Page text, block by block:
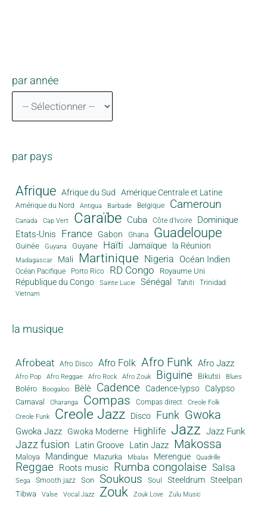
par année
par pays
Afrique Afrique du Sud Amérique Centrale et Latine
Amérique du Nord Antigua Barbade Belgique Cameroun
Canada Cap Vert Caraïbe Cuba Côte d'Ivoire
Dominique
Etats-Unis
France Gabon Ghana Guadeloupe
Guinée Guyana Guyane Haïti Jamaïque la Réunion
Madagascar Mali Martinique Nigeria Océan Indien
Océan Pacifique Porto Rico RD Congo Royaume Uni
République du Congo Sainte Lucie Sénégal Tahiti Trinidad
Vietnam
la musique
Afrobeat Afro Disco Afro Folk Afro Funk Afro Jazz
Afro Pop Afro Reggae Afro Rock Afro Zouk Biguine Bikutsi Blues
Boléro Boogaloo Bèlè Cadence Cadence-lypso Calypso
Carnaval Charanga Compas Compas direct
Creole Folk
Creole Funk
Creole Jazz Disco Funk Gwoka
Gwoka Jazz Gwoka Moderne Highlife Jazz Jazz Funk
Jazz fusion Latin Groove Latin Jazz Makossa
Maloya Mandingue Mazurka Mbalax Merengue Quadrille
Reggae Roots music Rumba congolaise Salsa
Sega Smooth jazz Son Soukous Soul Steeldrum Steelpan
Tibwa Valse Vocal Jazz Zouk Zouk Love Zulu Music